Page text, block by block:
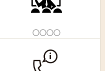
◯◯◯◯